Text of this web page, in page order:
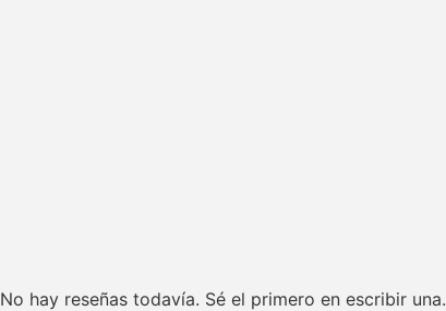
No hay reseñas todavía. Sé el primero en escribir una.